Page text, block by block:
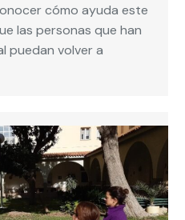
cómo ayuda este
las personas que han
puedan volver a